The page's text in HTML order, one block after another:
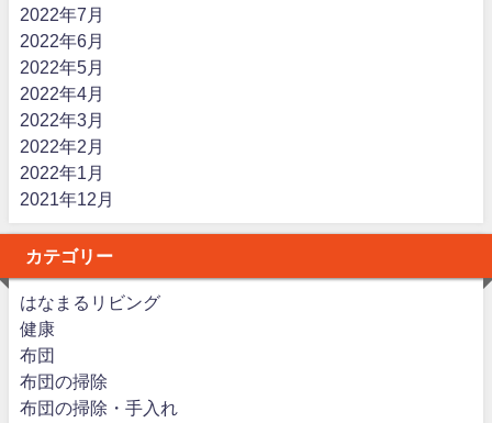
2022年7月
2022年6月
2022年5月
2022年4月
2022年3月
2022年2月
2022年1月
2021年12月
カテゴリー
はなまるリビング
健康
布団
布団の掃除
布団の掃除・手入れ